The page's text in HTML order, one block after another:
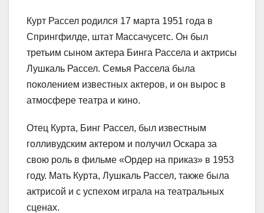
Курт Рассел родился 17 марта 1951 года в
Спрингфилде, штат Массачусетс. Он был
третьим сыном актера Бинга Рассела и актрисы
Лушкаль Рассел. Семья Рассела была
поколением известных актеров, и он вырос в
атмосфере театра и кино.
Отец Курта, Бинг Рассел, был известным
голливудским актером и получил Оскара за
свою роль в фильме «Ордер на приказ» в 1953
году. Мать Курта, Лушкаль Рассел, также была
актрисой и с успехом играла на театральных
сценах.